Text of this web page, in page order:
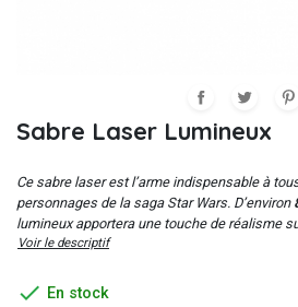
Sabre Laser Lumineux
Ce sabre laser est l’arme indispensable à
personnages de la saga Star Wars. D’environ
lumineux apportera une touche de réalisme
déguisement de Jedi ou de Dark vador.
Voir le descriptif
 En stock